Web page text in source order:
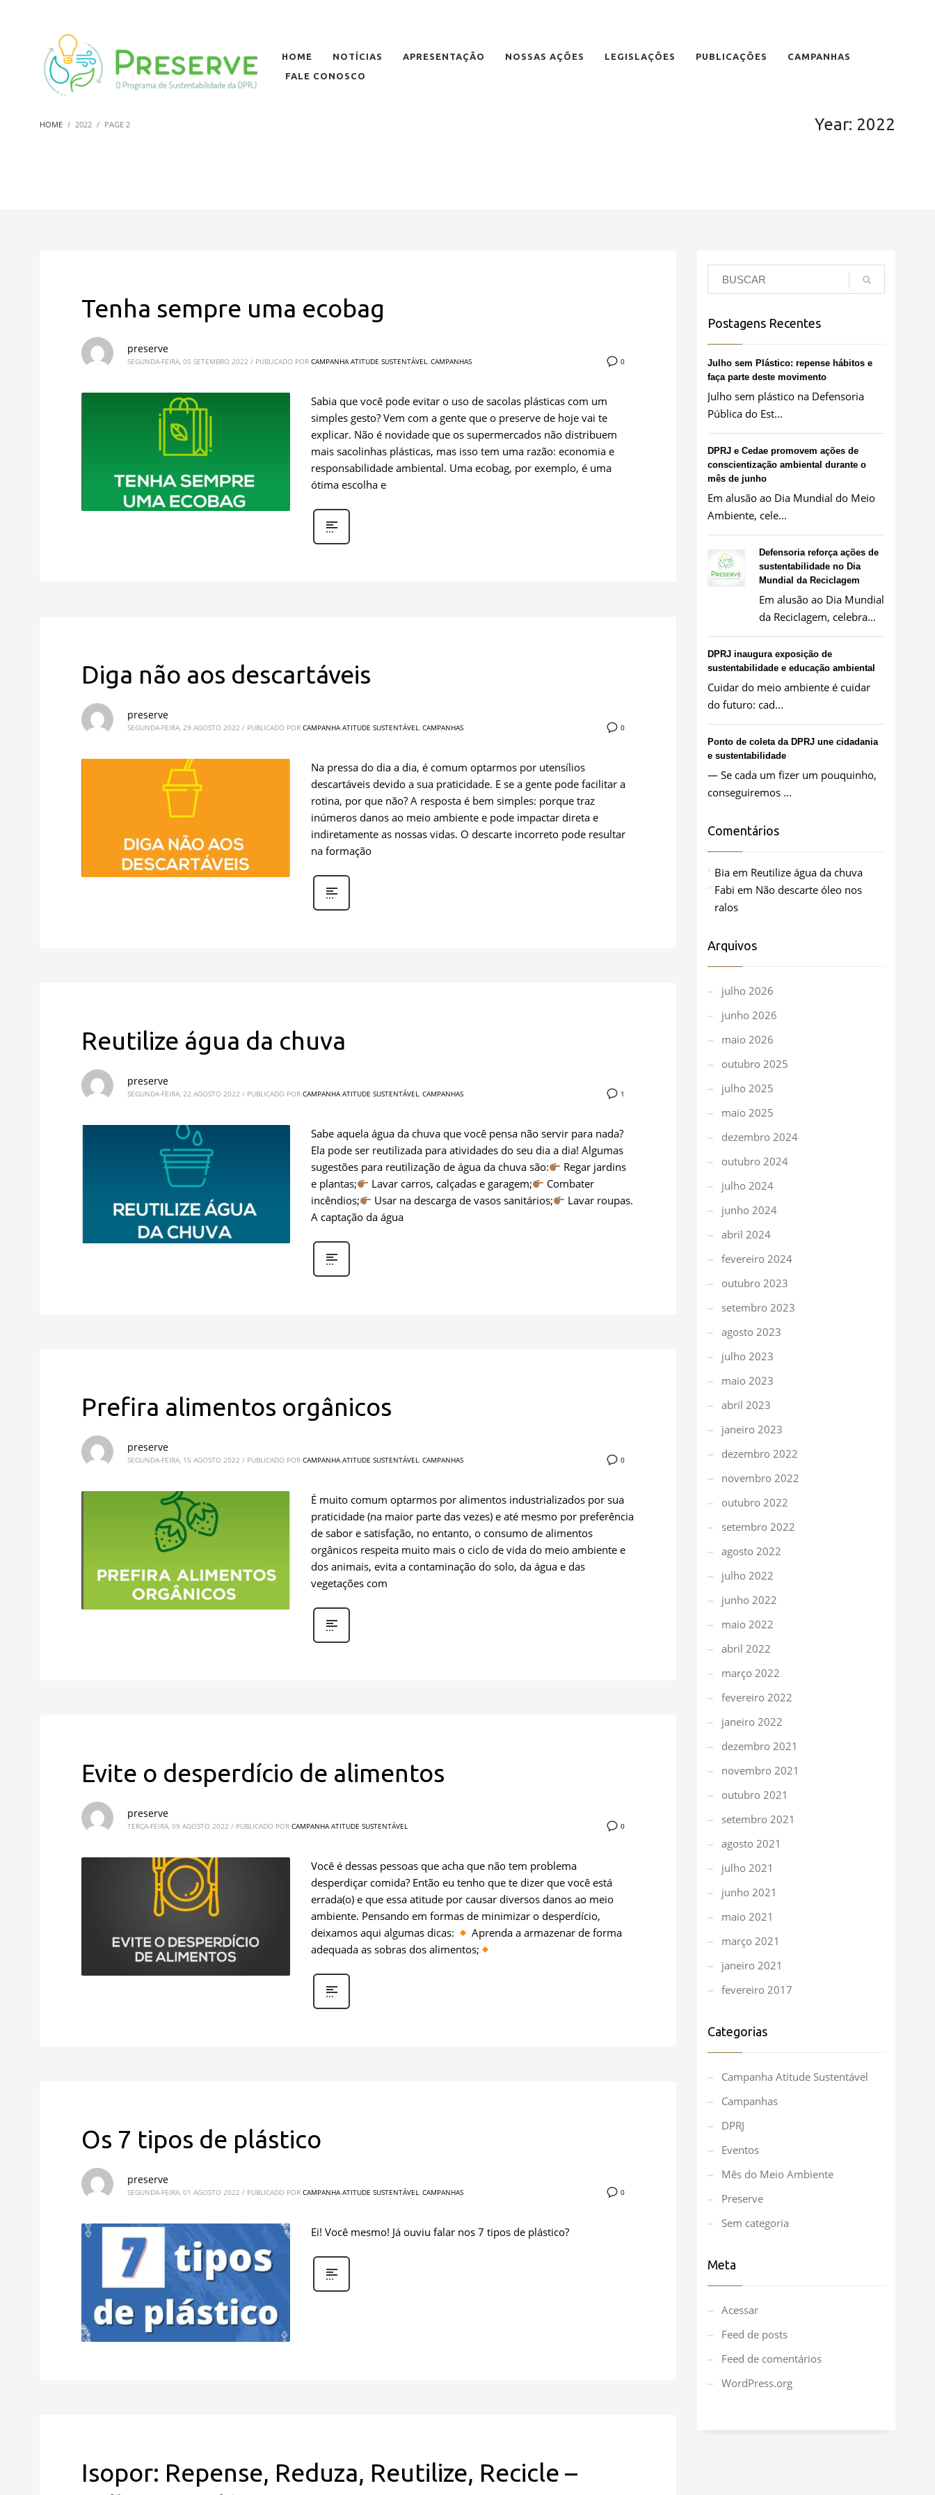
HOME NOTÍCIAS APRESENTAÇÃO NOSSAS AÇÕES LEGISLAÇÕES PUBLICAÇÕES
CAMPANHAS
FALE CONOSCO
HOME 2022 PAGE 2 Year: 2022
Tenha sempre uma ecobag
0
preserve
SEGUNDA-FEIRA, 05 SETEMBRO 2022 / PUBLICADO POR CAMPANHA ATITUDE SUSTENTÁVEL, CAMPANHAS
Sabia que você pode evitar o uso de sacolas plásticas com um
simples gesto? Vem com a gente que o preserve de hoje vai te
explicar. Não é novidade que os supermercados não distribuem
mais sacolinhas plásticas, mas isso tem uma razão: economia e
responsabilidade ambiental. Uma ecobag, por exemplo, é uma
ótima escolha e
Diga não aos descartáveis
0
preserve
SEGUNDA-FEIRA, 29 AGOSTO 2022 / PUBLICADO POR CAMPANHA ATITUDE SUSTENTÁVEL, CAMPANHAS
Na pressa do dia a dia, é comum optarmos por utensílios
descartáveis devido a sua praticidade. E se a gente pode facilitar a
rotina, por que não? A resposta é bem simples: porque traz
inúmeros danos ao meio ambiente e pode impactar direta e
indiretamente as nossas vidas. O descarte incorreto pode resultar
na formação
Reutilize água da chuva
1
preserve
SEGUNDA-FEIRA, 22 AGOSTO 2022 / PUBLICADO POR CAMPANHA ATITUDE SUSTENTÁVEL, CAMPANHAS
Sabe aquela água da chuva que você pensa não servir para nada?
Ela pode ser reutilizada para atividades do seu dia a dia! Algumas
sugestões para reutilização de água da chuva são:
Regar jardins
e plantas;
Lavar carros, calçadas e garagem;
Combater
incêndios;
Usar na descarga de vasos sanitários;
Lavar roupas.
A captação da água
Prefira alimentos orgânicos
0
preserve
SEGUNDA-FEIRA, 15 AGOSTO 2022 / PUBLICADO POR CAMPANHA ATITUDE SUSTENTÁVEL, CAMPANHAS
É muito comum optarmos por alimentos industrializados por sua
praticidade (na maior parte das vezes) e até mesmo por preferência
de sabor e satisfação, no entanto, o consumo de alimentos
orgânicos respeita muito mais o ciclo de vida do meio ambiente e
dos animais, evita a contaminação do solo, da água e das
vegetações com
Evite o desperdício de alimentos
0
preserve
TERÇA-FEIRA, 09 AGOSTO 2022 / PUBLICADO POR CAMPANHA ATITUDE SUSTENTÁVEL
Você é dessas pessoas que acha que não tem problema
desperdiçar comida? Então eu tenho que te dizer que você está
errada(o) e que essa atitude por causar diversos danos ao meio
ambiente. Pensando em formas de minimizar o desperdício,
deixamos aqui algumas dicas:
Aprenda a armazenar de forma
adequada as sobras dos alimentos;
Os 7 tipos de plástico
0
preserve
SEGUNDA-FEIRA, 01 AGOSTO 2022 / PUBLICADO POR CAMPANHA ATITUDE SUSTENTÁVEL, CAMPANHAS
Ei! Você mesmo! Já ouviu falar nos 7 tipos de plástico?
Isopor: Repense, Reduza, Reutilize, Recicle –
Postagens Recentes
Julho sem Plástico: repense hábitos e
faça parte deste movimento
Julho sem plástico na Defensoria
Pública do Est...
DPRJ e Cedae promovem ações de
conscientização ambiental durante o
mês de junho
Em alusão ao Dia Mundial do Meio
Ambiente, cele...
Defensoria reforça ações de
sustentabilidade no Dia
Mundial da Reciclagem
Em alusão ao Dia Mundial
da Reciclagem, celebra...
DPRJ inaugura exposição de
sustentabilidade e educação ambiental
Cuidar do meio ambiente é cuidar
do futuro: cad...
Ponto de coleta da DPRJ une cidadania
e sustentabilidade
— Se cada um fizer um pouquinho,
conseguiremos ...
Comentários
Bia em Reutilize água da chuva
Fabi em Não descarte óleo nos
ralos
Arquivos
julho 2026
junho 2026
maio 2026
outubro 2025
julho 2025
maio 2025
dezembro 2024
outubro 2024
julho 2024
junho 2024
abril 2024
fevereiro 2024
outubro 2023
setembro 2023
agosto 2023
julho 2023
maio 2023
abril 2023
janeiro 2023
dezembro 2022
novembro 2022
outubro 2022
setembro 2022
agosto 2022
julho 2022
junho 2022
maio 2022
abril 2022
março 2022
fevereiro 2022
janeiro 2022
dezembro 2021
novembro 2021
outubro 2021
setembro 2021
agosto 2021
julho 2021
junho 2021
maio 2021
março 2021
janeiro 2021
fevereiro 2017
Categorias
Campanha Atitude Sustentável
Campanhas
DPRJ
Eventos
Mês do Meio Ambiente
Preserve
Sem categoria
Meta
Acessar
Feed de posts
Feed de comentários
WordPress.org